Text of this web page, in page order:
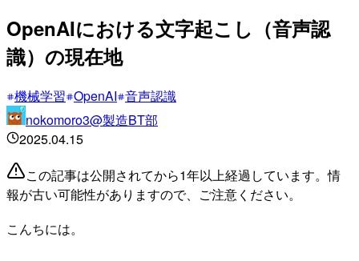
OpenAIにおける文字起こし（音声認
識）の現在地
機械学習 OpenAI 音声認識
nokomoro3@製造BT部
2025.04.15
この記事は公開されてから1年以上経過しています。情
報が古い可能性がありますので、ご注意ください。
こんちには。